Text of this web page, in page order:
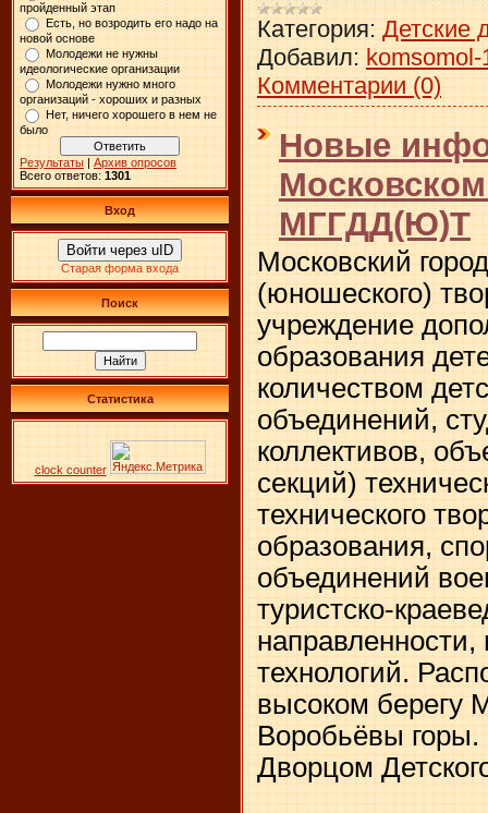
пройденный этап
Есть, но возродить его надо на
новой основе
Молодежи не нужны
идеологические организации
Молодежи нужно много
организаций - хороших и разных
Нет, ничего хорошего в нем не
было
Результаты | Архив опросов
Всего ответов: 1301
Вход
Войти через uID
Старая форма входа
Поиск
Статистика
clock counter
Категория: Детские
Добавил: komsomol-
Комментарии (0)
Новые
МГГДД(Ю)Т
Московский
(юношеского)
учреждение
образования
количеством
объединений,
коллективов,
секций)
технического
образования,
объединений
туристско-
технологий.
высоком берегу
Воробьёвы
Дворцом